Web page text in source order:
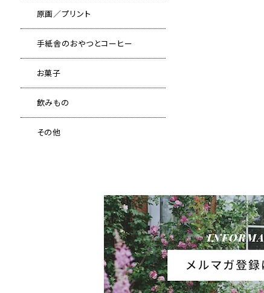
原画／プリント
手紙舎のおやつとコーヒー
お菓子
飲みもの
その他